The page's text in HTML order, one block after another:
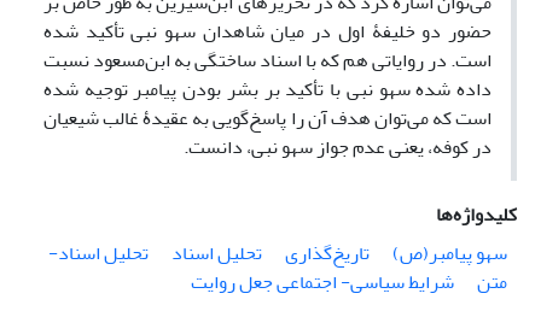
حضور دو خلیفۀ اول در میان شاهدان سهو نبی تأکید شده
است. در روایاتی هم که با اسناد ساختگی به ابن‌مسعود نسبت
داده شده سهو نبی با تأکید بر بشر بودن پیامبر توجیه شده
است که می‌توان هدف آن را پاسخ‌گویی به عقیدۀ غالب شیعیان
در کوفه، یعنی عدم جواز سهو نبی، دانست.
کلیدواژه‌ها
سهو پیامبر(ص)
تاریخ‌گذاری تحلیل اسناد
تحلیل اسناد-
متن
شرایط سیاسی- اجتماعی جعل روایت